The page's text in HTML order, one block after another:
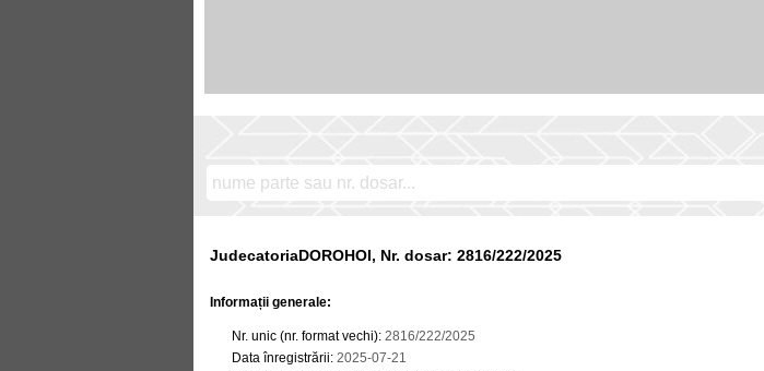
JudecatoriaDOROHOI, Nr. dosar: 2816/222/2025
Informații generale:
Nr. unic (nr. format vechi): 2816/222/2025
Data înregistrării: 2025-07-21